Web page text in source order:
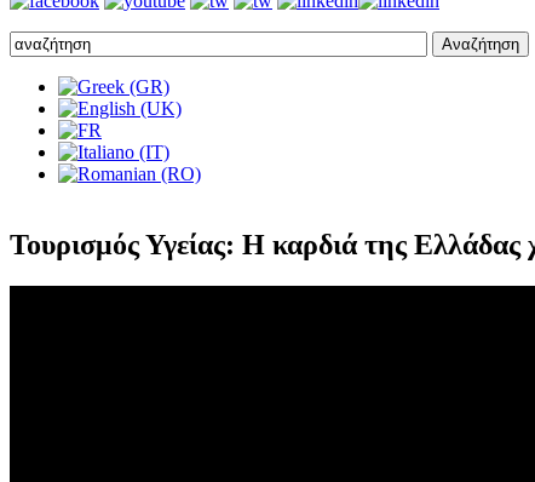
Τουρισμός Υγείας: H καρδιά της Ελλάδας